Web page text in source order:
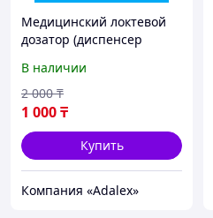
Медицинский локтевой
дозатор (диспенсер
антисептика и жидкого
мыла 1000 мл
В наличии
1 000₸
2 000 ₸
Купить
Компания «Adalex»